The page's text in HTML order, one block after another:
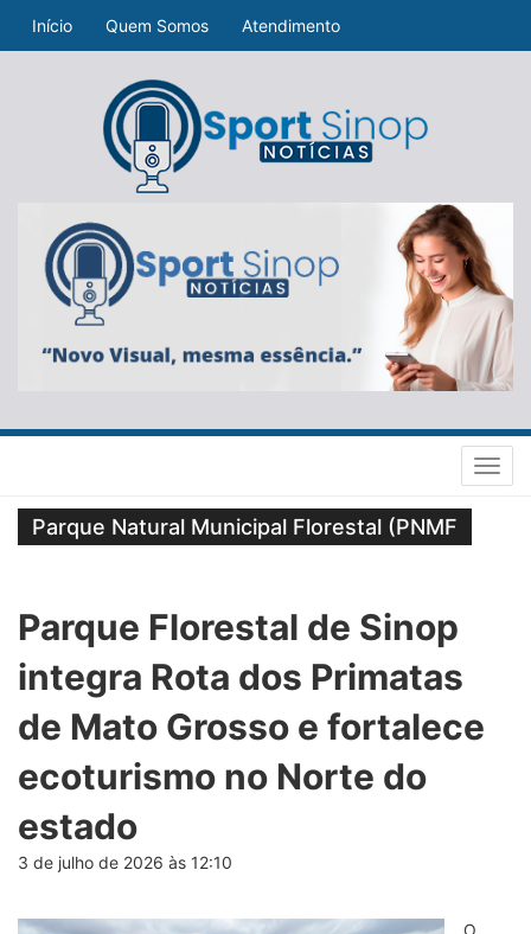
Início Quem Somos Atendimento
Parque Natural Municipal Florestal (PNMF
Parque Florestal de Sinop
integra Rota dos Primatas
de Mato Grosso e fortalece
ecoturismo no Norte do
estado
3 de julho de 2026 às 12:10
O